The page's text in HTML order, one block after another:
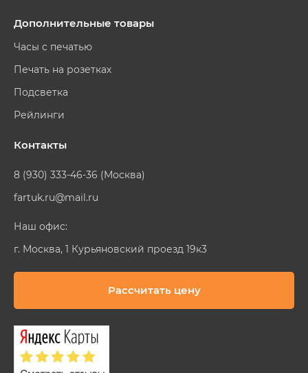
Дополнительные товары
Часы с печатью
Печать на розетках
Подсветка
Рейлинги
Контакты
8 (930) 333-46-36 (Москва)
fartuk.ru@mail.ru
Наш офис:
г. Москва, 1 Курьяновский проезд 19к3
Рассчитать цену